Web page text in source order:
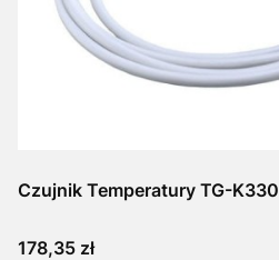
Czujnik Temperatury TG-K330
Cena
178,35 zł